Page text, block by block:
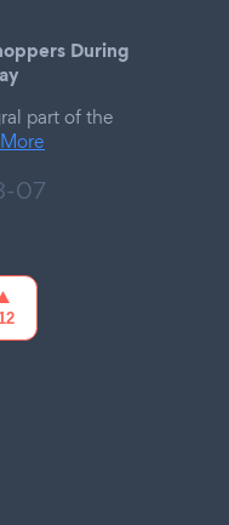
During
part of the
07